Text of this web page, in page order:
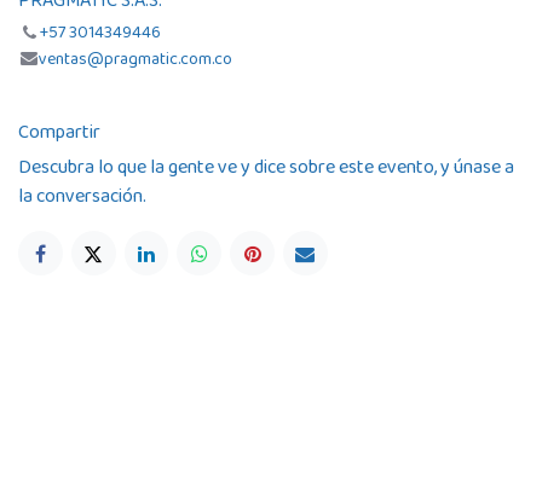
+57 3014349446
ventas@pragmatic.com.co
Compartir
Descubra lo que la gente ve y dice sobre este evento, y únase a
la conversación.